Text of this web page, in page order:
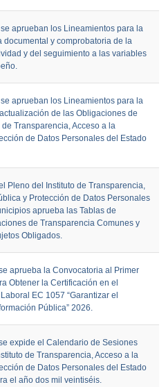
aprueban los Lineamientos para la
y comprobatoria de la
y del seguimiento a las variables
aprueban los Lineamientos para la
de las Obligaciones de
Transparencia, Acceso a la
de Datos Personales del Estado
Pleno del Instituto de Transparencia,
y Protección de Datos Personales
aprueba las Tablas de
de Transparencia Comunes y
Obligados.
aprueba la Convocatoria al Primer
Obtener la Certificación en el
EC 1057 “Garantizar el
Pública” 2026.
expide el Calendario de Sesiones
de Transparencia, Acceso a la
de Datos Personales del Estado
el año dos mil veintiséis.